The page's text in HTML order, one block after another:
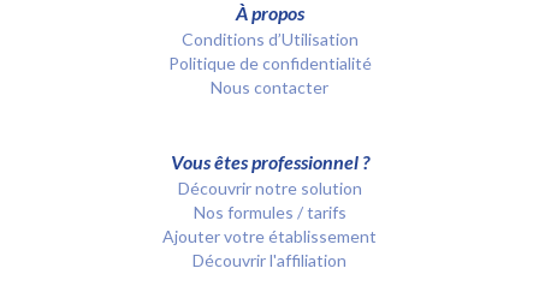
À propos
Conditions d’Utilisation
Politique de confidentialité
Nous contacter
Vous êtes professionnel ?
Découvrir notre solution
Nos formules / tarifs
Ajouter votre établissement
Découvrir l'affiliation